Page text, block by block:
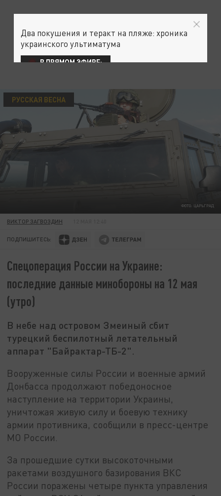
ФОТО: ЦАРЬГРАД
РУССКАЯ ВЕСНА
ВИКТОР ЗАГВОЗДИН
ПОДПИШИТЕСЬ:
Спецоперация России на Украине:
последние данные минобороны на 12 мая
(утро)
В небе над островом Змеиный сбит
турецкий беспилотный летательный
аппарат "Байрактар-ТБ-2".
Вооруженные силы России и военные армий
Донбасса продолжают победоносное
наступление на территории Украины,
уничтожая живую силу и боевую технику
армии противника, сообщили в пресс-центре
МО России.
За прошедшие сутки высокоточными
ракетами воздушного базирования ВКС
России поражены четыре пункта управления
Два покушения и теракт на пляже: хроника
украинского ультиматума
В ПРЯМОМ ЭФИРЕ: